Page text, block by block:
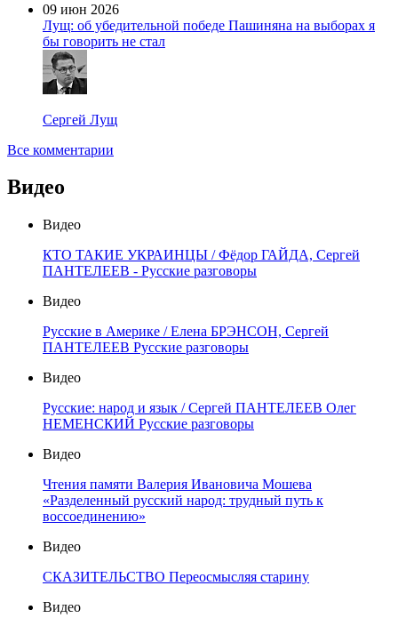
09 июн 2026
Лущ: об убедительной победе Пашиняна на выборах я
бы говорить не стал
Сергей Лущ
Все комментарии
Видео
Видео
КТО ТАКИЕ УКРАИНЦЫ / Фёдор ГАЙДА, Сергей
ПАНТЕЛЕЕВ - Русские разговоры
Видео
Русские в Америке / Елена БРЭНСОН, Сергей
ПАНТЕЛЕЕВ Русские разговоры
Видео
Русские: народ и язык / Сергей ПАНТЕЛЕЕВ Олег
НЕМЕНСКИЙ Русские разговоры
Видео
Чтения памяти Валерия Ивановича Мошева
«Разделенный русский народ: трудный путь к
воссоединению»
Видео
СКАЗИТЕЛЬСТВО Переосмысляя старину
Видео